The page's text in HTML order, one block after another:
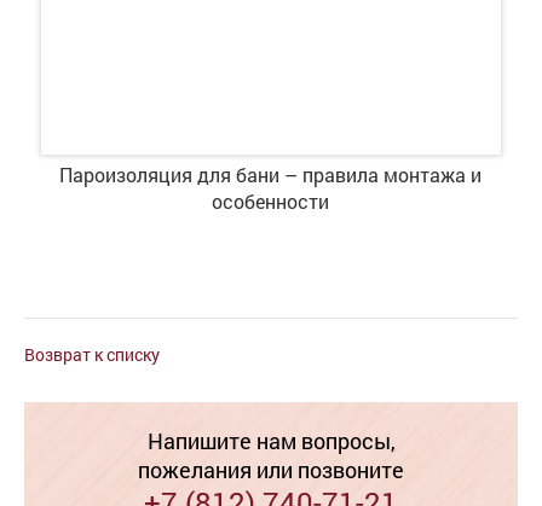
Пароизоляция для бани – правила монтажа и
особенности
Возврат к списку
Напишите нам вопросы,
пожелания или позвоните